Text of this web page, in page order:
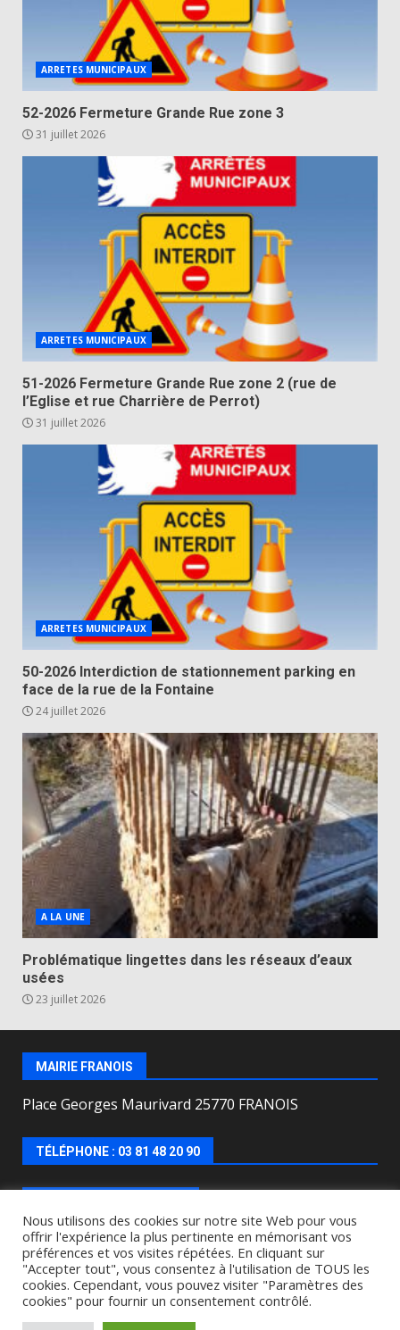
ARRETES MUNICIPAUX
52-2026 Fermeture Grande Rue zone 3
31 juillet 2026
ARRETES MUNICIPAUX
51-2026 Fermeture Grande Rue zone 2 (rue de
l’Eglise et rue Charrière de Perrot)
31 juillet 2026
ARRETES MUNICIPAUX
50-2026 Interdiction de stationnement parking en
face de la rue de la Fontaine
24 juillet 2026
A LA UNE
Problématique lingettes dans les réseaux d’eaux
usées
23 juillet 2026
MAIRIE FRANOIS
Place Georges Maurivard 25770 FRANOIS
TÉLÉPHONE : 03 81 48 20 90
Lundi, mercredi, jeudi, vendredi de : 8h00 à 12h00 et
le Mardi de 9h00 à 12h00 et de 16h30 à 18h30.
Copyright © All rights reserved.
Nous utilisons des cookies sur notre site Web pour vous
offrir l'expérience la plus pertinente en mémorisant vos
préférences et vos visites répétées. En cliquant sur
"Accepter tout", vous consentez à l'utilisation de TOUS les
cookies. Cependant, vous pouvez visiter "Paramètres des
cookies" pour fournir un consentement contrôlé.